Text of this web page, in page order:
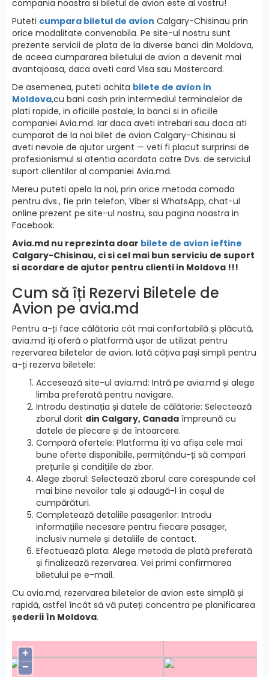
compania noastra si biletul de avion este al vostru!
Puteti cumpara biletul de avion Calgary-Chisinau prin
orice modalitate convenabila. Pe site-ul nostru sunt
prezente servicii de plata de la diverse banci din Moldova,
de aceea cumpararea biletului de avion a devenit mai
avantajoasa, daca aveti card Visa sau Mastercard.
De asemenea, puteti achita bilete de avion in
Moldova,cu bani cash prin intermediul terminalelor de
plati rapide, in oficiile postale, la banci si in oficiile
companiei Avia.md. Iar daca aveti intrebari sau daca ati
cumparat de la noi bilet de avion Calgary-Chisinau si
aveti nevoie de ajutor urgent — veti fi placut surprinsi de
profesionismul si atentia acordata catre Dvs. de serviciul
suport clientilor al companiei Avia.md.
Mereu puteti apela la noi, prin orice metoda comoda
pentru dvs., fie prin telefon, Viber si WhatsApp, chat-ul
online prezent pe site-ul nostru, sau pagina noastra in
Facebook.
Avia.md nu reprezinta doar bilete de avion ieftine
Calgary-Chisinau, ci si cel mai bun serviciu de suport
si acordare de ajutor pentru clienti in Moldova !!!
Cum să îți Rezervi Biletele de
Avion pe avia.md
Pentru a-ți face călătoria cât mai confortabilă și plăcută,
avia.md îți oferă o platformă ușor de utilizat pentru
rezervarea biletelor de avion. Iată câțiva pași simpli pentru
a-ți rezerva biletele:
Accesează site-ul avia.md: Intră pe avia.md și alege
limba preferată pentru navigare.
Introdu destinația și datele de călătorie: Selectează
zborul dorit din Calgary, Canada împreună cu
datele de plecare și de întoarcere.
Compară ofertele: Platforma îți va afișa cele mai
bune oferte disponibile, permițându-ți să compari
prețurile și condițiile de zbor.
Alege zborul: Selectează zborul care corespunde cel
mai bine nevoilor tale și adaugă-l în coșul de
cumpărături.
Completează detaliile pasagerilor: Introdu
informațiile necesare pentru fiecare pasager,
inclusiv numele și detaliile de contact.
Efectuează plata: Alege metoda de plată preferată
și finalizează rezervarea. Vei primi confirmarea
biletului pe e-mail.
Cu avia.md, rezervarea biletelor de avion este simplă și
rapidă, astfel încât să vă puteți concentra pe planificarea
șederii în Moldova.
+
−